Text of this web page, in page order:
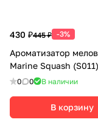
430 ₽445 ₽ -3%
Ароматизатор
Marine Squash
0 0 В наличии
В корзину